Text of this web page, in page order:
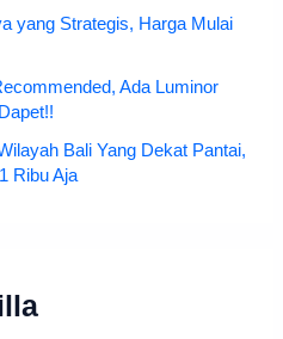
yang Strategis, Harga Mulai
Ada Luminor
Bali Yang Dekat Pantai,
Ribu Aja